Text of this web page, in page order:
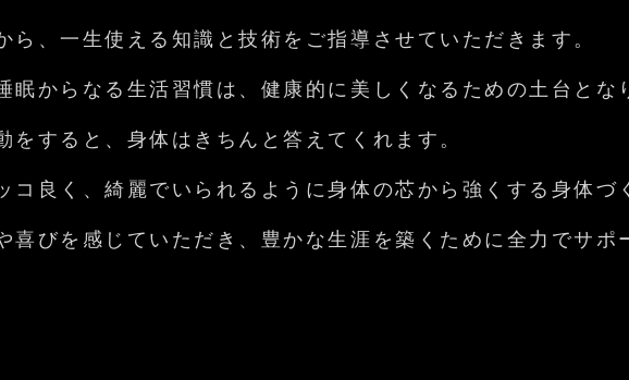
ら、一生使える知識と技術をご指導させていただきます。
眠からなる生活習慣は、健康的に美しくなるための土台とな
をすると、身体はきちんと答えてくれます。
コ良く、綺麗でいられるように身体の芯から強くする身体づ
喜びを感じていただき、豊かな生涯を築くために全力でサポ